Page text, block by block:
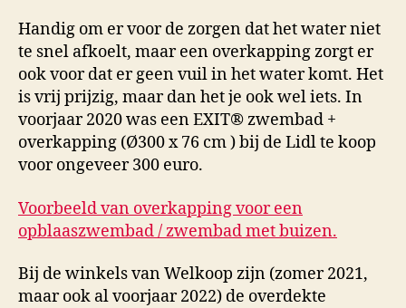
Handig om er voor de zorgen dat het water niet
te snel afkoelt, maar een overkapping zorgt er
ook voor dat er geen vuil in het water komt. Het
is vrij prijzig, maar dan het je ook wel iets. In
voorjaar 2020 was een EXIT® zwembad +
overkapping (Ø300 x 76 cm ) bij de Lidl te koop
voor ongeveer 300 euro.
Voorbeeld van overkapping voor een
opblaaszwembad / zwembad met buizen.
Bij de winkels van Welkoop zijn (zomer 2021,
maar ook al voorjaar 2022) de overdekte